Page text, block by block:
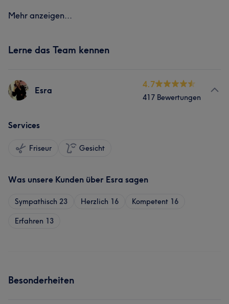
Mehr anzeigen...
Lerne das Team kennen
Esra
4.7
417 Bewertungen
Services
Friseur Gesicht
Was unsere Kunden über Esra sagen
Sympathisch 23 Herzlich 16 Kompetent 16
Erfahren 13
Besonderheiten